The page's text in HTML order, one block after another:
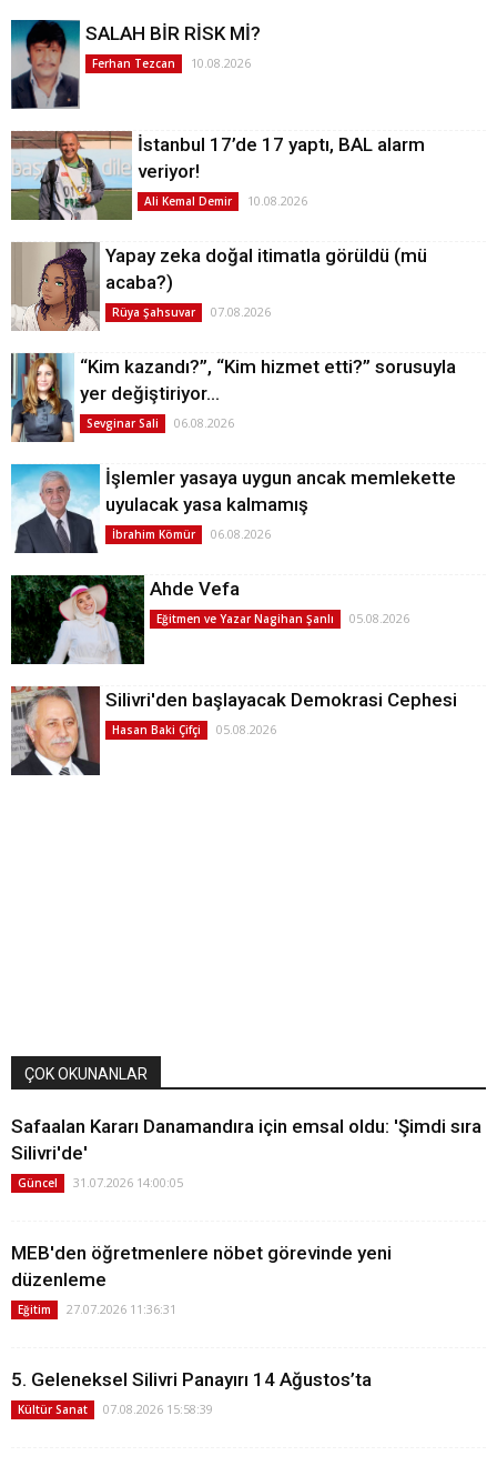
SALAH BİR RİSK Mİ?
Ferhan Tezcan 10.08.2026
İstanbul 17’de 17 yaptı, BAL alarm
veriyor!
Ali Kemal Demir 10.08.2026
Yapay zeka doğal itimatla görüldü (mü
acaba?)
Rüya Şahsuvar 07.08.2026
“Kim kazandı?”, “Kim hizmet etti?” sorusuyla
yer değiştiriyor…
Sevginar Sali 06.08.2026
İşlemler yasaya uygun ancak memlekette
uyulacak yasa kalmamış
İbrahim Kömür 06.08.2026
Ahde Vefa
Eğitmen ve Yazar Nagihan Şanlı 05.08.2026
Silivri'den başlayacak Demokrasi Cephesi
Hasan Baki Çifçi 05.08.2026
ÇOK OKUNANLAR
Safaalan Kararı Danamandıra için emsal oldu: 'Şimdi sıra
Silivri'de'
Güncel 31.07.2026 14:00:05
MEB'den öğretmenlere nöbet görevinde yeni
düzenleme
Eğitim 27.07.2026 11:36:31
5. Geleneksel Silivri Panayırı 14 Ağustos’ta
Kültür Sanat 07.08.2026 15:58:39